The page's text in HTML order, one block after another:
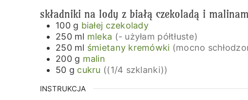
składniki na lody z białą czekoladą i
100 g białej czekolady
250 ml mleka (- użyłam półtłuste)
250 ml śmietany kremówki (mocno
200 g malin
50 g cukru ((1/4 szklanki))
INSTRUKCJA